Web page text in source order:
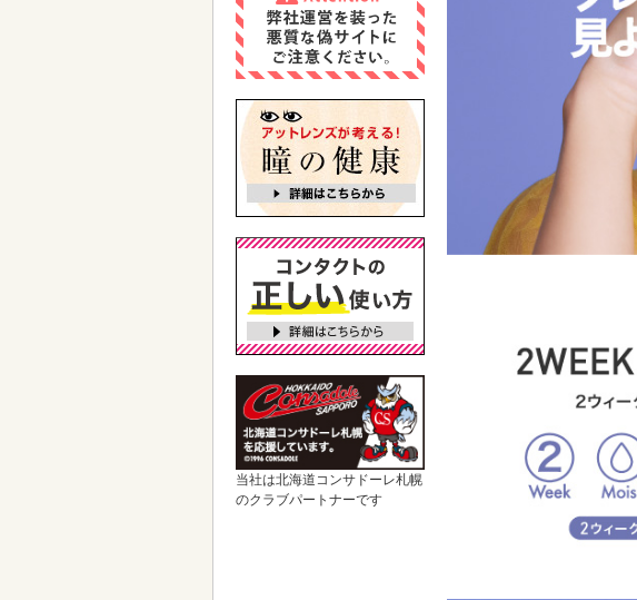
当社は北海道コンサドーレ札幌
のクラブパートナーです